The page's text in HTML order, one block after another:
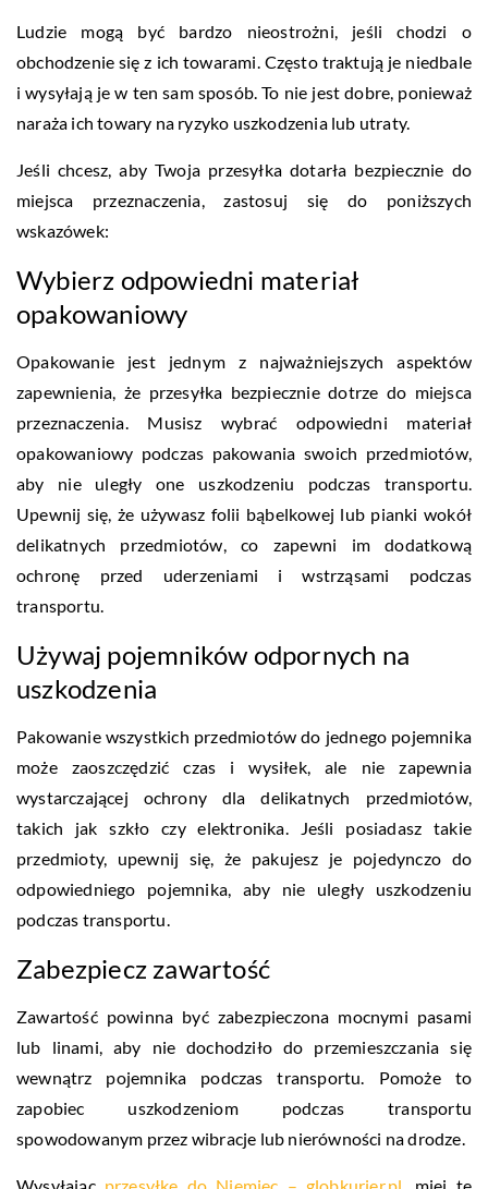
Ludzie mogą być bardzo nieostrożni, jeśli chodzi o
obchodzenie się z ich towarami. Często traktują je niedbale
i wysyłają je w ten sam sposób. To nie jest dobre, ponieważ
naraża ich towary na ryzyko uszkodzenia lub utraty.
Jeśli chcesz, aby Twoja przesyłka dotarła bezpiecznie do
miejsca przeznaczenia, zastosuj się do poniższych
wskazówek:
Wybierz odpowiedni materiał
opakowaniowy
Opakowanie jest jednym z najważniejszych aspektów
zapewnienia, że przesyłka bezpiecznie dotrze do miejsca
przeznaczenia. Musisz wybrać odpowiedni materiał
opakowaniowy podczas pakowania swoich przedmiotów,
aby nie uległy one uszkodzeniu podczas transportu.
Upewnij się, że używasz folii bąbelkowej lub pianki wokół
delikatnych przedmiotów, co zapewni im dodatkową
ochronę przed uderzeniami i wstrząsami podczas
transportu.
Używaj pojemników odpornych na
uszkodzenia
Pakowanie wszystkich przedmiotów do jednego pojemnika
może zaoszczędzić czas i wysiłek, ale nie zapewnia
wystarczającej ochrony dla delikatnych przedmiotów,
takich jak szkło czy elektronika. Jeśli posiadasz takie
przedmioty, upewnij się, że pakujesz je pojedynczo do
odpowiedniego pojemnika, aby nie uległy uszkodzeniu
podczas transportu.
Zabezpiecz zawartość
Zawartość powinna być zabezpieczona mocnymi pasami
lub linami, aby nie dochodziło do przemieszczania się
wewnątrz pojemnika podczas transportu. Pomoże to
zapobiec uszkodzeniom podczas transportu
spowodowanym przez wibracje lub nierówności na drodze.
Wysyłając przesyłkę do Niemiec – globkurier.pl , miej te